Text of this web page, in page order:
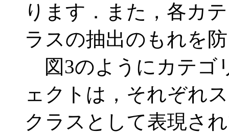
ります．また，各カ
ラスの抽出のもれを
図3のようにカテゴ
ェクトは，それぞれ
クラスとして表現さ